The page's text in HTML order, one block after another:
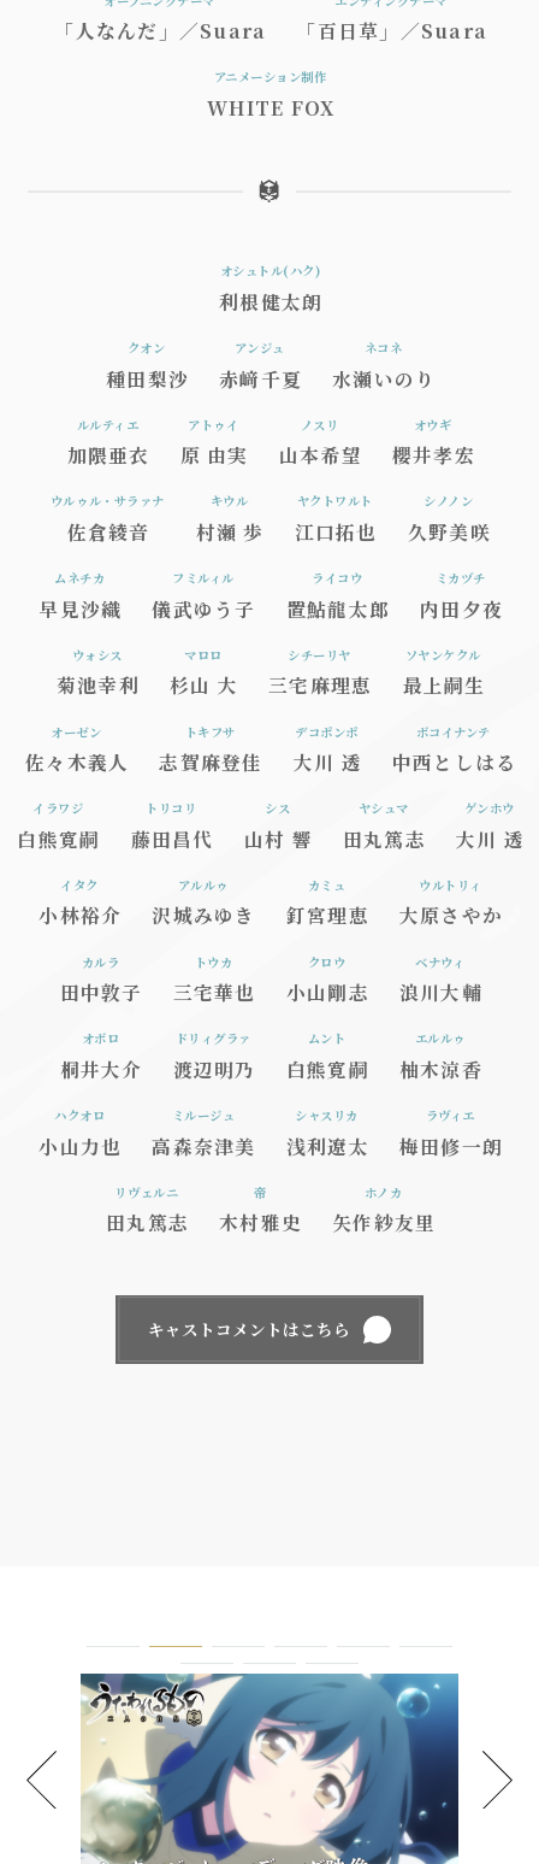
「人なんだ」／Suara 「百日草」／Suara
アニメーション制作
WHITE FOX
オシュトル(ハク)
利根健太朗
クオン
種田梨沙
アンジュ
赤﨑千夏
ネコネ
水瀬いのり
ルルティエ
加隈亜衣
アトゥイ
原 由実
ノスリ
山本希望
オウギ
櫻井孝宏
ウルゥル・サラァナ
佐倉綾音
キウル
村瀬 歩
ヤクトワルト
江口拓也
シノノン
久野美咲
ムネチカ
早見沙織
フミルィル
儀武ゆう子
ライコウ
置鮎龍太郎
ミカヅチ
内田夕夜
ウォシス
菊池幸利
マロロ
杉山 大
シチーリヤ
三宅麻理恵
ソヤンケクル
最上嗣生
オーゼン
佐々木義人
トキフサ
志賀麻登佳
デコポンポ
大川 透
ボコイナンテ
中西としはる
イラワジ
白熊寛嗣
トリコリ
藤田昌代
シス
山村 響
ヤシュマ
田丸篤志
ゲンホウ
大川 透
イタク
小林裕介
アルルゥ
沢城みゆき
カミュ
釘宮理恵
ウルトリィ
大原さやか
カルラ
田中敦子
トウカ
三宅華也
クロウ
小山剛志
ベナウィ
浪川大輔
オボロ
桐井大介
ドリィグラァ
渡辺明乃
ムント
白熊寛嗣
エルルゥ
柚木涼香
ハクオロ
小山力也
ミルージュ
高森奈津美
シャスリカ
浅利遼太
ラヴィエ
梅田修一朗
リヴェルニ
田丸篤志
帝
木村雅史
ホノカ
矢作紗友里
キャストコメントはこちら